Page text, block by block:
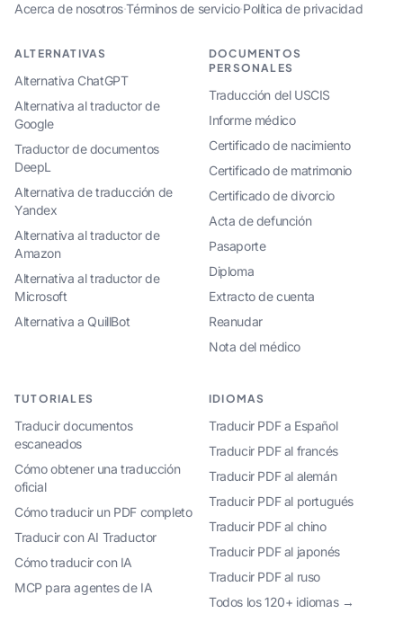
Acerca de nosotros·Términos de servicio·Política de privacidad
ALTERNATIVAS
Alternativa ChatGPT
Alternativa al traductor de
Google
Traductor de documentos
DeepL
Alternativa de traducción de
Yandex
Alternativa al traductor de
Amazon
Alternativa al traductor de
Microsoft
Alternativa a QuillBot
DOCUMENTOS
PERSONALES
Traducción del USCIS
Informe médico
Certificado de nacimiento
Certificado de matrimonio
Certificado de divorcio
Acta de defunción
Pasaporte
Diploma
Extracto de cuenta
Reanudar
Nota del médico
TUTORIALES
Traducir documentos
escaneados
Cómo obtener una traducción
oficial
Cómo traducir un PDF completo
Traducir con AI Traductor
Cómo traducir con IA
MCP para agentes de IA
IDIOMAS
Traducir PDF a Español
Traducir PDF al francés
Traducir PDF al alemán
Traducir PDF al portugués
Traducir PDF al chino
Traducir PDF al japonés
Traducir PDF al ruso
Todos los 120+ idiomas →